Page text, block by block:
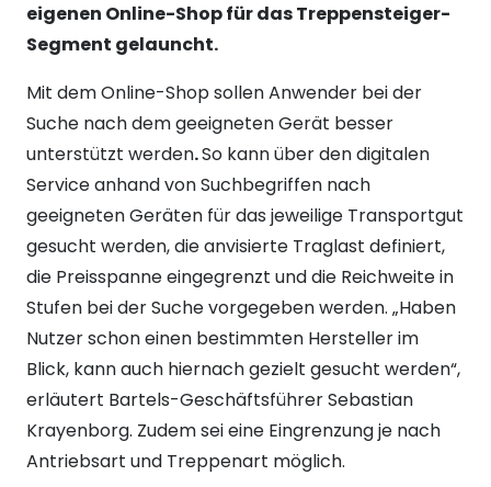
eigenen Online-Shop für das Treppensteiger-
Segment gelauncht.
Mit dem Online-Shop sollen Anwender bei der
Suche nach dem geeigneten Gerät besser
unterstützt werden.So kann über den digitalen
Service anhand von Suchbegriffen nach
geeigneten Geräten für das jeweilige Transportgut
gesucht werden, die anvisierte Traglast definiert,
die Preisspanne eingegrenzt und die Reichweite in
Stufen bei der Suche vorgegeben werden. „Haben
Nutzer schon einen bestimmten Hersteller im
Blick, kann auch hiernach gezielt gesucht werden“,
erläutert Bartels-Geschäftsführer Sebastian
Krayenborg. Zudem sei eine Eingrenzung je nach
Antriebsart und Treppenart möglich.